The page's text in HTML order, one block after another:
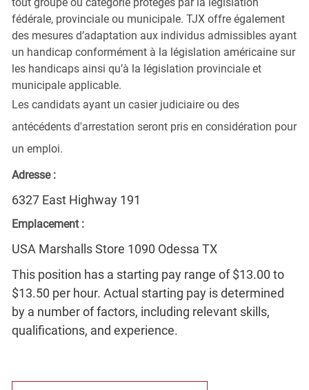
fédérale, provinciale ou municipale. TJX offre également
des mesures d’adaptation aux individus admissibles ayant
un handicap conformément à la législation américaine sur
les handicaps ainsi qu’à la législation provinciale et
municipale applicable.
Les candidats ayant un casier judiciaire ou des
antécédents d'arrestation seront pris en considération pour
un emploi.
Adresse :
6327 East Highway 191
Emplacement :
USA Marshalls Store 1090 Odessa TX
This position has a starting pay range of $13.00 to
$13.50 per hour. Actual starting pay is determined
by a number of factors, including relevant skills,
qualifications, and experience.